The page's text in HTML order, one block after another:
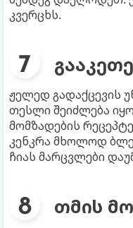
კვერცხს.
ჟელედ გადაქცევის
თესლი შეიძლება
მომზადების
კენკრა მხოლოდ
ჩიას მარცვლები
თმის